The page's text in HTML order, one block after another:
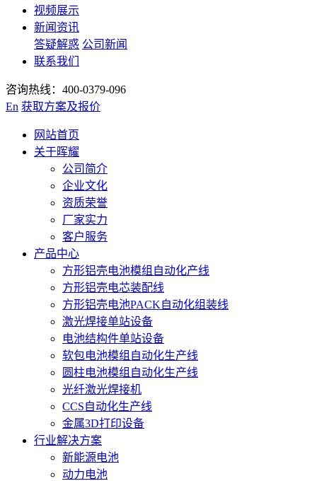
视频展示
新闻资讯
答疑解惑 公司新闻
联系我们
咨询热线：400-0379-096
En 获取方案及报价
网站首页
关于晖耀
公司简介
企业文化
资质荣誉
厂家实力
客户服务
产品中心
方形铝壳电池模组自动化产线
方形铝壳电芯装配线
方形铝壳电池PACK自动化组装线
激光焊接单站设备
电池结构件单站设备
软包电池模组自动化生产线
圆柱电池模组自动化生产线
光纤激光焊接机
CCS自动化生产线
金属3D打印设备
行业解决方案
新能源电池
动力电池